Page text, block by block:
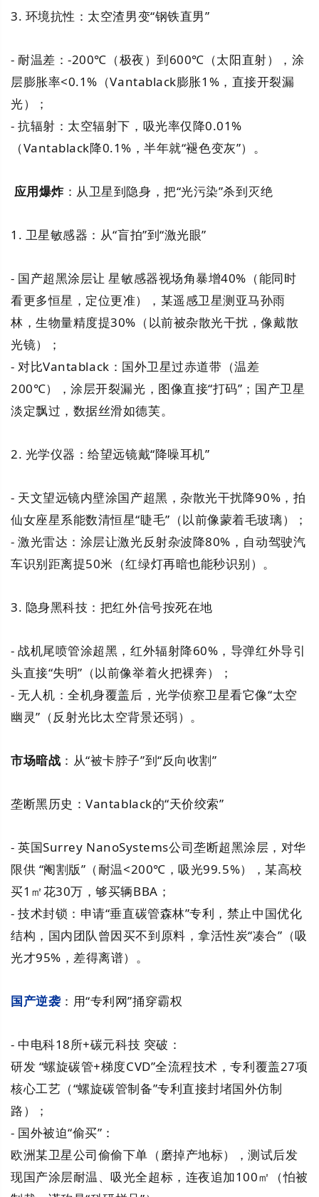
3. 环境抗性：太空渣男变“钢铁直男”
- 耐温差：-200℃（极夜）到600℃（太阳直射），涂
层膨胀率<0.1%（Vantablack膨胀1%，直接开裂漏
光）；
- 抗辐射：太空辐射下，吸光率仅降0.01%
（Vantablack降0.1%，半年就“褪色变灰”）。
应用爆炸：从卫星到隐身，把“光污染”杀到灭绝
1. 卫星敏感器：从“盲拍”到“激光眼”
- 国产超黑涂层让 星敏感器视场角暴增40%（能同时
看更多恒星，定位更准），某遥感卫星测亚马孙雨
林，生物量精度提30%（以前被杂散光干扰，像戴散
光镜）；
- 对比Vantablack：国外卫星过赤道带（温差
200℃），涂层开裂漏光，图像直接“打码”；国产卫星
淡定飘过，数据丝滑如德芙。
2. 光学仪器：给望远镜戴“降噪耳机”
- 天文望远镜内壁涂国产超黑，杂散光干扰降90%，拍
仙女座星系能数清恒星“睫毛”（以前像蒙着毛玻璃）；
- 激光雷达：涂层让激光反射杂波降80%，自动驾驶汽
车识别距离提50米（红绿灯再暗也能秒识别）。
3. 隐身黑科技：把红外信号按死在地
- 战机尾喷管涂超黑，红外辐射降60%，导弹红外导引
头直接“失明”（以前像举着火把裸奔）；
- 无人机：全机身覆盖后，光学侦察卫星看它像“太空
幽灵”（反射光比太空背景还弱）。
市场暗战 ：从“被卡脖子”到“反向收割”
垄断黑历史：Vantablack的“天价绞索”
- 英国Surrey NanoSystems公司垄断超黑涂层，对华
限供 “阉割版”（耐温<200℃，吸光99.5%），某高校
买1㎡花30万，够买辆BBA；
- 技术封锁：申请“垂直碳管森林”专利，禁止中国优化
结构，国内团队曾因买不到原料，拿活性炭“凑合”（吸
光才95%，差得离谱）。
国产逆袭：用“专利网”捅穿霸权
- 中电科18所+碳元科技 突破：
研发 “螺旋碳管+梯度CVD”全流程技术，专利覆盖27项
核心工艺（“螺旋碳管制备”专利直接封堵国外仿制
路）；
- 国外被迫“偷买”：
欧洲某卫星公司偷偷下单（磨掉产地标），测试后发
现国产涂层耐温、吸光全超标，连夜追加100㎡（怕被